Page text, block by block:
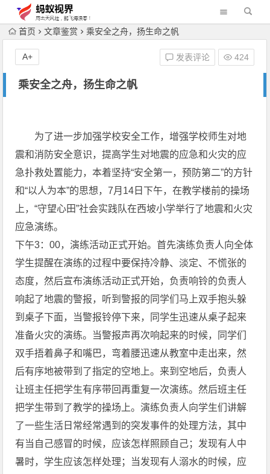
首页 文章鉴赏 乘安全之舟，扬生命之帆
乘安全之舟，扬生命之帆
发表评论 424
A+
为了进一步加强学校安全工作，增强学校师生对地
震和消防安全意识，提高学生对地震的应急和火灾的应
急扑救处置能力，本着坚持“安全第一，预防第二”的方针
和“以人为本”的思想，7月14日下午，在教学楼前的操场
上，“守望心田”社会实践队在西坡小学举行了地震和火灾
应急演练。
下午3：00，演练活动正式开始。首先演练负责人向全体
学生提醒在演练的过程中要保持冷静、淡定、不慌张的
态度，然后宣布演练活动正式开始，负责响铃的负责人
响起了地震的警报，听到警报的同学们马上双手抱头躲
到桌子下面，当警报铃停下来，同学生迅速从桌子起来
准备火灾的演练。当警报声再次响起来的时候，同学们
双手捂着鼻子和嘴巴，弯着腰迅速从教室中走出来，然
后有序地被带到了指定的空地上。来到空地后，负责人
让班主任把学生有序带回再重复一次演练。然后班主任
把学生带到了教学的操场上。演练负责人向学生们讲解
了一些生活日常经常遇到的突发事件的处理方法，其中
有当自己感冒的时候，应该怎样照顾自己；发现有人中
暑时，学生应该怎样处理；当发现有人溺水的时候，应